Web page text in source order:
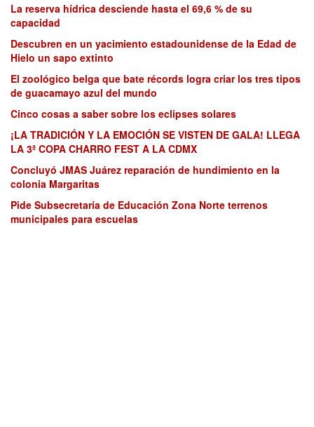
La reserva hídrica desciende hasta el 69,6 % de su
capacidad
Descubren en un yacimiento estadounidense de la Edad de
Hielo un sapo extinto
El zoológico belga que bate récords logra criar los tres tipos
de guacamayo azul del mundo
Cinco cosas a saber sobre los eclipses solares
¡LA TRADICIÓN Y LA EMOCIÓN SE VISTEN DE GALA! LLEGA
LA 3ª COPA CHARRO FEST A LA CDMX
Concluyó JMAS Juárez reparación de hundimiento en la
colonia Margaritas
Pide Subsecretaría de Educación Zona Norte terrenos
municipales para escuelas